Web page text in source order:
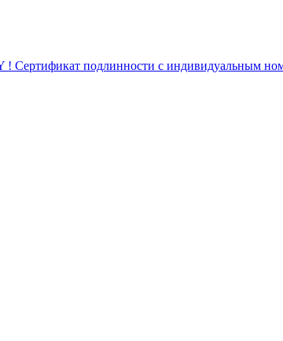
! Сертификат подлинности с индивидуальным